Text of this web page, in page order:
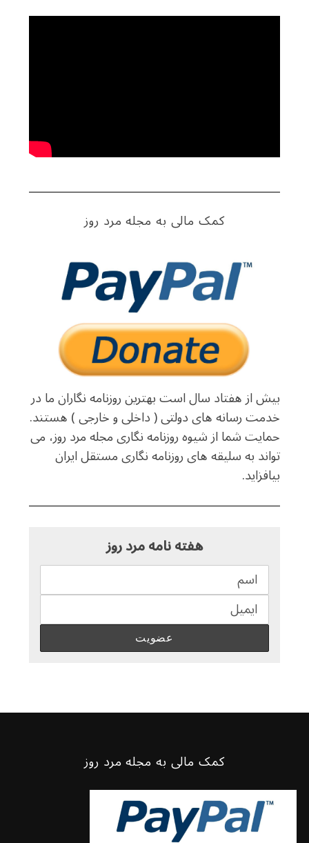
کمک مالی به مجله مرد روز
بیش از هفتاد سال است بهترین روزنامه نگاران ما در
خدمت رسانه های دولتی ( داخلی و خارجی ) هستند.
حمایت شما از شیوه روزنامه نگاری مجله مرد روز، می
تواند به سلیقه های روزنامه نگاری مستقل ایران
بیافزاید.
هفته نامه مرد روز
کمک مالی به مجله مرد روز